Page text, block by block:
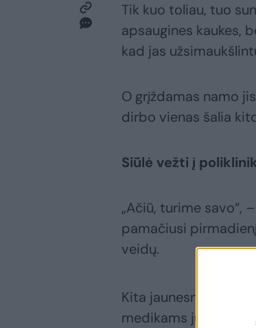
Tik kuo toliau, tuo
apsaugines kaukes,
kad jas
O grįždamas namo
dirbo vienas šalia
Siūlė vežti į
„Ačiū, turime savo“,
pamačiusi
veidų.
Kita jaunesnė pora
medikams jų labiau